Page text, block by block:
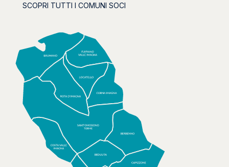
SCOPRI TUTTI I COMUNI SOCI